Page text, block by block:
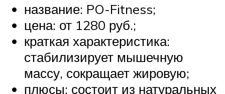
название: PO-Fitness;
цена: от 1280 руб.;
краткая характеристика:
стабилизирует мышечную
массу, сокращает жировую;
плюсы: состоит из натуральных